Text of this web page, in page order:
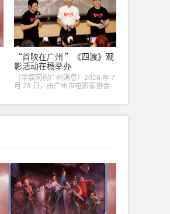
“首映在广州 ”《四渡》观
影活动在穗举办
（华娱网视广州消息）2026 年 7
月 28 日，由广州市电影家协会
影...